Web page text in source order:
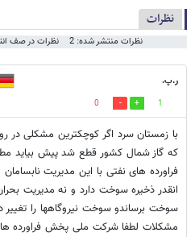
نظرات
نظرات منتشر شده: 2 نظرات در صف
ر.پ.
1
0
با زمستان سرد اگر کوچکترین مشکلی در
که گاز شمال کشور قطع شد پیش بیاید
فراورده های نفتی با این مدیریت
انقدر ذخیره سوخت دارد و نه مدیریت
سوخت برساندو سوخت نیروگاهها را تغییر
مشکلات لطفا شرکت ملی پخش فراورده